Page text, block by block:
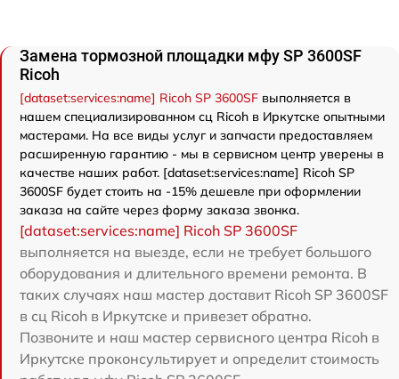
Замена тормозной площадки мфу SP 3600SF
Ricoh
[dataset:services:name] Ricoh SP 3600SF выполняется в
нашем специализированном сц Ricoh в Иркутске опытными
мастерами. На все виды услуг и запчасти предоставляем
расширенную гарантию - мы в сервисном центр уверены в
качестве наших работ. [dataset:services:name] Ricoh SP
3600SF будет стоить на -15% дешевле при оформлении
заказа на сайте через форму заказа звонка.
[dataset:services:name] Ricoh SP 3600SF
выполняется на выезде, если не требует большого
оборудования и длительного времени ремонта. В
таких случаях наш мастер доставит Ricoh SP 3600SF
в сц Ricoh в Иркутске и привезет обратно.
Позвоните и наш мастер сервисного центра Ricoh в
Иркутске проконсультирует и определит стоимость